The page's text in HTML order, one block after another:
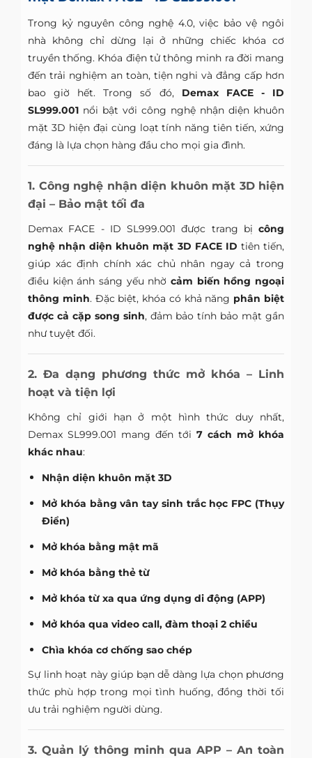
Trong kỷ nguyên công nghệ 4.0, việc bảo vệ ngôi
nhà không chỉ dừng lại ở những chiếc khóa cơ
truyền thống. Khóa điện tử thông minh ra đời mang
đến trải nghiệm an toàn, tiện nghi và đẳng cấp hơn
bao giờ hết. Trong số đó, Demax FACE - ID
SL999.001 nổi bật với công nghệ nhận diện khuôn
mặt 3D hiện đại cùng loạt tính năng tiên tiến, xứng
đáng là lựa chọn hàng đầu cho mọi gia đình.
1. Công nghệ nhận diện khuôn mặt 3D hiện
đại – Bảo mật tối đa
Demax FACE - ID SL999.001 được trang bị công
nghệ nhận diện khuôn mặt 3D FACE ID tiên tiến,
giúp xác định chính xác chủ nhân ngay cả trong
điều kiện ánh sáng yếu nhờ cảm biến hồng ngoại
thông minh. Đặc biệt, khóa có khả năng phân biệt
được cả cặp song sinh, đảm bảo tính bảo mật gần
như tuyệt đối.
2. Đa dạng phương thức mở khóa – Linh
hoạt và tiện lợi
Không chỉ giới hạn ở một hình thức duy nhất,
Demax SL999.001 mang đến tới 7 cách mở khóa
khác nhau:
Nhận diện khuôn mặt 3D
Mở khóa bằng vân tay sinh trắc học FPC (Thụy
Điển)
Mở khóa bằng mật mã
Mở khóa bằng thẻ từ
Mở khóa từ xa qua ứng dụng di động (APP)
Mở khóa qua video call, đàm thoại 2 chiều
Chìa khóa cơ chống sao chép
Sự linh hoạt này giúp bạn dễ dàng lựa chọn phương
thức phù hợp trong mọi tình huống, đồng thời tối
ưu trải nghiệm người dùng.
3. Quản lý thông minh qua APP – An toàn